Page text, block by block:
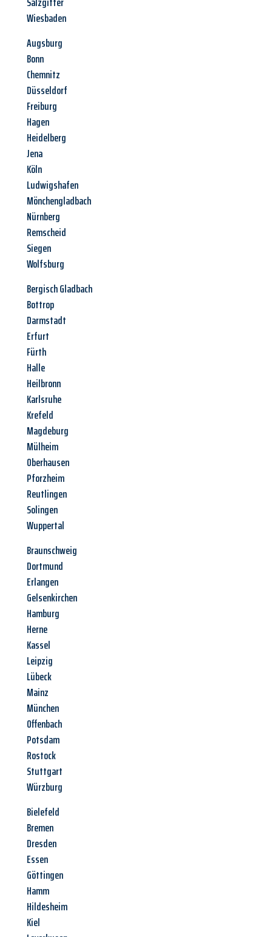
Wiesbaden
Augsburg
Bonn
Chemnitz
Düsseldorf
Freiburg
Hagen
Heidelberg
Jena
Köln
Ludwigshafen
Mönchengladbach
Nürnberg
Remscheid
Siegen
Wolfsburg
Bergisch Gladbach
Bottrop
Darmstadt
Erfurt
Fürth
Halle
Heilbronn
Karlsruhe
Krefeld
Magdeburg
Mülheim
Oberhausen
Pforzheim
Reutlingen
Solingen
Wuppertal
Braunschweig
Dortmund
Erlangen
Gelsenkirchen
Hamburg
Herne
Kassel
Leipzig
Lübeck
Mainz
München
Offenbach
Potsdam
Rostock
Stuttgart
Würzburg
Bielefeld
Bremen
Dresden
Essen
Göttingen
Hamm
Hildesheim
Kiel